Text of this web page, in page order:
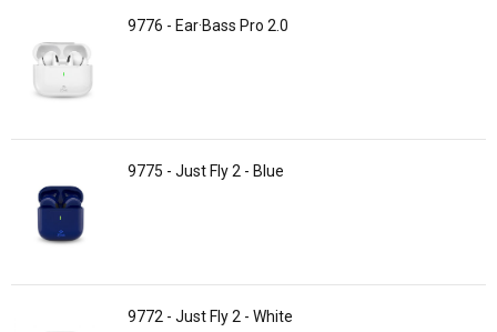
9776 - Ear·Bass Pro 2.0
9775 - Just Fly 2 - Blue
9772 - Just Fly 2 - White